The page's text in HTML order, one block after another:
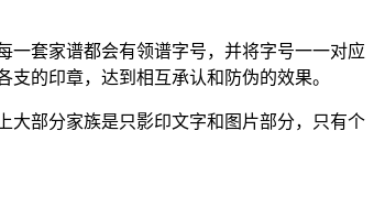
一套家谱都会有领谱字号，并将字号一一对应
的印章，达到相互承认和防伪的效果。
大部分家族是只影印文字和图片部分，只有个